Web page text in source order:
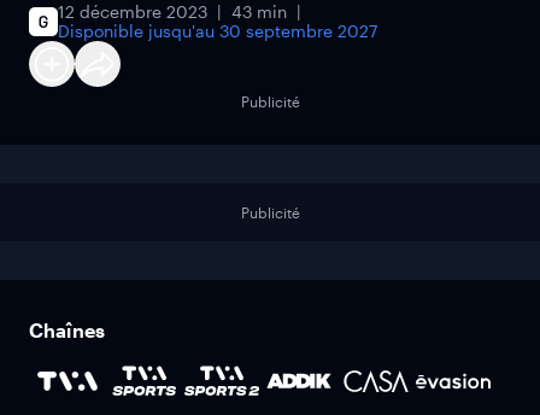
12 décembre 2023
43 min
Disponible jusqu'au 30 septembre 2027
Publicité
Publicité
Chaînes